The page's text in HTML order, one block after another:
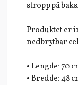
stropp på
Produktet er
nedbrytbar
• Lengde: 70
• Bredde: 48